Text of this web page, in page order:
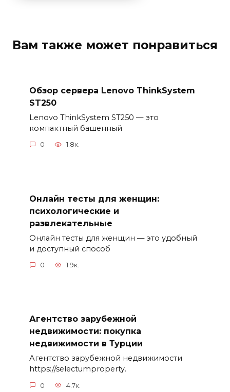
Вам также может понравиться
Обзор сервера Lenovo ThinkSystem
ST250
Lenovo ThinkSystem ST250 — это
компактный башенный
0 1.8к.
Онлайн тесты для женщин:
психологические и
развлекательные
Онлайн тесты для женщин — это удобный
и доступный способ
0 1.9к.
Агентство зарубежной
недвижимости: покупка
недвижимости в Турции
Агентство зарубежной недвижимости
https://selectumproperty.
0 4.7к.